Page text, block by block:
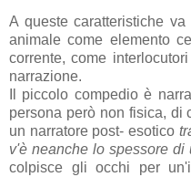
A queste caratteristiche
animale come elemento
corrente, come
narrazione.
Il piccolo compedio è
persona però non fisica, di
un narratore post- esotico
v'è neanche lo spessore di
colpisce gli occhi per